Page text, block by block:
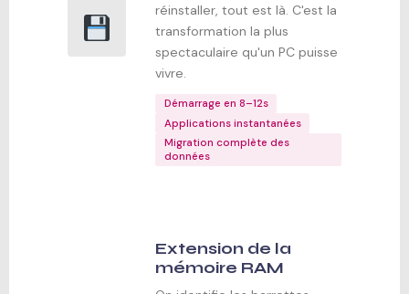
réinstaller, tout est là. C'est la
transformation la plus
spectaculaire qu'un PC puisse
vivre.
Démarrage en 8–12s
Applications instantanées
Migration complète des
données
Extension de la
mémoire RAM